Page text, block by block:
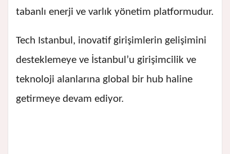
tabanlı enerji ve varlık yönetim platformudur.
Tech Istanbul, inovatif girişimlerin gelişimini
desteklemeye ve İstanbul’u girişimcilik ve
teknoloji alanlarına global bir hub haline
getirmeye devam ediyor.